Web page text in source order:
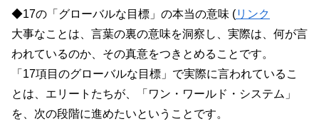
◆17の「グローバルな目標」の本当の意味 (リンク
大事なことは、言葉の裏の意味を洞察し、実際は、何が言
われているのか、その真意をつきとめることです。
「17項目のグローバルな目標」で実際に言われているこ
とは、エリートたちが、「ワン・ワールド・システム」
を、次の段階に進めたいということです。